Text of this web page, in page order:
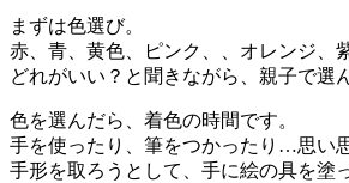
まずは色選び。
赤、青、黄色、ピンク、、オレンジ、
どれがいい？と聞きながら、親子で選
色を選んだら、着色の時間です。
手を使ったり、筆をつかったり…思い
手形を取ろうとして、手に絵の具を塗